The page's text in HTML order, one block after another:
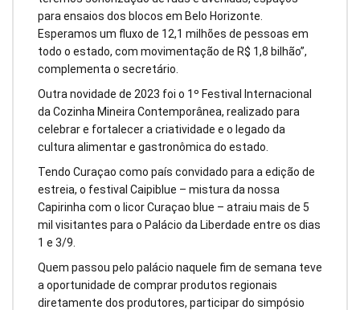
para ensaios dos blocos em Belo Horizonte.
Esperamos um fluxo de 12,1 milhões de pessoas em
todo o estado, com movimentação de R$ 1,8 bilhão”,
complementa o secretário.
Outra novidade de 2023 foi o 1º Festival Internacional
da Cozinha Mineira Contemporânea, realizado para
celebrar e fortalecer a criatividade e o legado da
cultura alimentar e gastronômica do estado.
Tendo Curaçao como país convidado para a edição de
estreia, o festival Caipiblue – mistura da nossa
Capirinha com o licor Curaçao blue – atraiu mais de 5
mil visitantes para o Palácio da Liberdade entre os dias
1 e 3/9.
Quem passou pelo palácio naquele fim de semana teve
a oportunidade de comprar produtos regionais
diretamente dos produtores, participar do simpósio